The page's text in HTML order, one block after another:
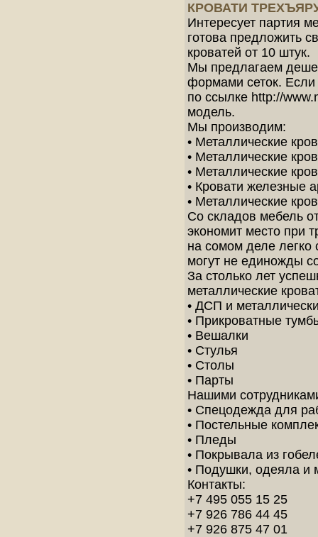
КРОВАТИ
Интересует партия
готова предложить
кроватей от 10 штук.
Мы предлагаем
формами сеток. Если
по ссылке http://
модель.
Мы производим:
• Металлические
• Металлические
• Металлические
• Кровати железные
• Металлические
Со складов мебель
экономит место при
на сомом деле легко
могут не единожды
За столько лет
металлические
• ДСП и
• Прикроватные
• Вешалки
• Стулья
• Столы
• Парты
Нашими
• Спецодежда для
• Постельные
• Пледы
• Покрывала из
• Подушки, одеяла и
Контакты:
+7 495 055 15 25
+7 926 786 44 45
+7 926 875 47 01